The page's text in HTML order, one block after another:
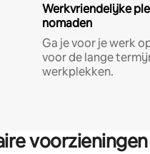
Werkvriendelijke
nomaden
Ga je voor je werk
voor de lange
werkplekken.